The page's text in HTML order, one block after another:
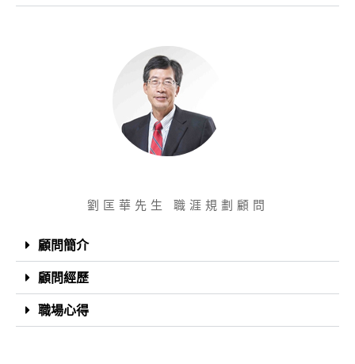
劉匡華先生 職涯規劃顧問
顧問簡介
顧問經歷
職場心得